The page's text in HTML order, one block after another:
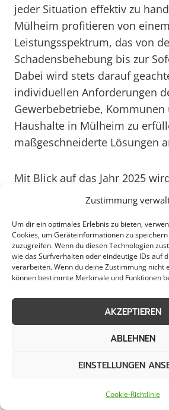
Zustimmung
Um dir ein optimales Erlebnis zu bieten,
Cookies, um Geräteinformationen zu
zuzugreifen. Wenn du diesen Technologien
wie das Surfverhalten oder eindeutige IDs auf
verarbeiten. Wenn du deine Zustimmung nicht
können bestimmte Merkmale und Funktionen
AKZEPTIEREN
ABLEHNEN
EINSTELLUNGEN
Cookie-Richtlinie
jeder Situation effektiv zu
Mülheim profitieren von
Leistungsspektrum, das von
Schadensbehebung bis zur
Dabei wird stets darauf
individuellen Anforderungen
Gewerbebetriebe,
Haushalte in Mülheim zu
maßgeschneiderte Lösungen
Mit Blick auf das Jahr 2025
Notfallservice in Mülheim
Umweltbedingungen und
Entwicklungen ist eine
Notfälle von entscheidender
Notfallservice-Anbieter in
auch zukünftig innovative
erstklassigen Service bieten,
und den Schutz von
Kommunen und privaten
Region zu gewährleisten.
Weitere Themen in